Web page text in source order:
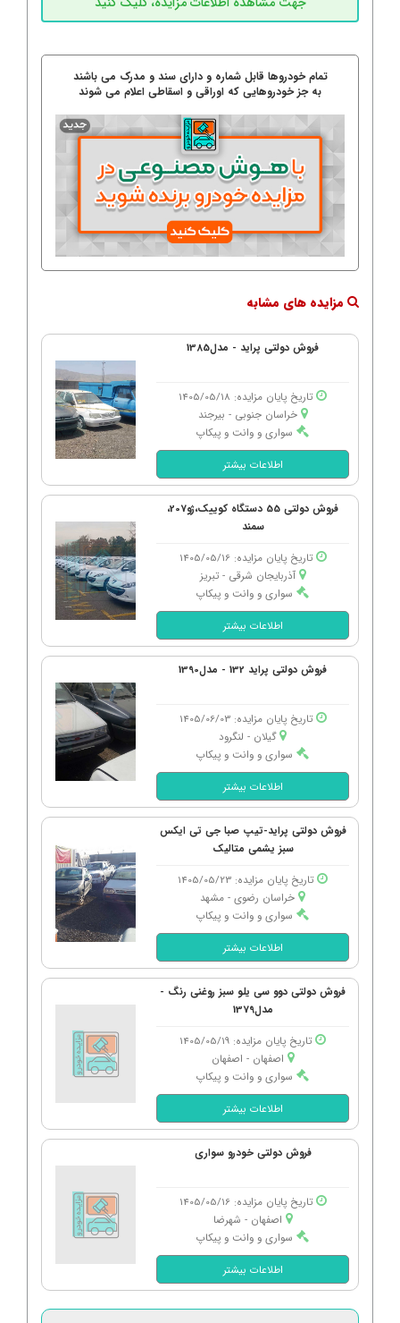
تمام خودروها قابل شماره و دارای سند و مدرک می باشند
به جز خودروهایی که اوراقی و اسقاطی اعلام می شوند
مزایده های مشابه
فروش دولتی پراید - مدل1385
تاریخ پایان مزایده: 1405/05/18
خراسان جنوبی - بیرجند
سواری و وانت و پیکاپ
اطلاعات بیشتر
فروش دولتی 55 دستگاه کوییک،ژو207،
سمند
تاریخ پایان مزایده: 1405/05/16
آذربایجان شرقی - تبریز
سواری و وانت و پیکاپ
اطلاعات بیشتر
فروش دولتی پراید 132 - مدل1390
تاریخ پایان مزایده: 1405/06/03
گیلان - لنگرود
سواری و وانت و پیکاپ
اطلاعات بیشتر
فروش دولتی پراید-تیپ صبا جی تی ایکس
سبز یشمی متالیک
تاریخ پایان مزایده: 1405/05/23
خراسان رضوی - مشهد
سواری و وانت و پیکاپ
اطلاعات بیشتر
فروش دولتی دوو سی یلو سبز روغنی رنگ -
مدل1379
تاریخ پایان مزایده: 1405/05/19
اصفهان - اصفهان
سواری و وانت و پیکاپ
اطلاعات بیشتر
فروش دولتی خودرو سواری
تاریخ پایان مزایده: 1405/05/16
اصفهان - شهرضا
سواری و وانت و پیکاپ
اطلاعات بیشتر